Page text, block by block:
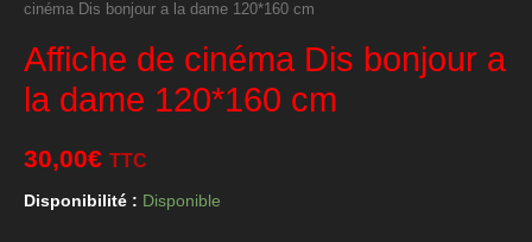
cinéma Dis bonjour a la dame 120*160 cm
Affiche de cinéma Dis bonjour a
la dame 120*160 cm
30,00€ TTC
Disponibilité : Disponible